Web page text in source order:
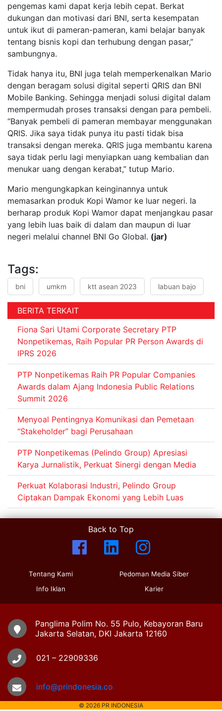
pengemas kami dapat kerja lebih cepat. Berkat
dukungan dan motivasi dari BNI, serta kesempatan
untuk ikut di pameran-pameran, kami belajar banyak
tentang bisnis kopi dan terhubung dengan pasar,”
sambungnya.
Tidak hanya itu, BNI juga telah memperkenalkan Mario
dengan beragam solusi digital seperti QRIS dan BNI
Mobile Banking. Sehingga menjadi solusi digital dalam
mempermudah proses transaksi dengan para pembeli.
“Banyak pembeli di pameran membayar menggunakan
QRIS. Jika saya tidak punya itu pasti tidak bisa
transaksi dengan mereka. QRIS juga membantu karena
saya tidak perlu lagi menyiapkan uang kembalian dan
menukar uang dengan kerabat,” tutup Mario.
Mario mengungkapkan keinginannya untuk
memasarkan produk Kopi Wamor ke luar negeri. Ia
berharap produk Kopi Wamor dapat menjangkau pasar
yang lebih luas baik di dalam dan maupun di luar
negeri melalui channel BNI Go Global. (jar)
Tags:
bni umkm ktt asean 2023 labuan bajo
BERITA TERKAIT
Fiona Sari Utami Corporate Secretary PTP
Nonpetikemas, Raih Popular PR Person Awards di
IPRS 2026
PTP Nonpetikemas Raih PR Popular Companies
Awards dalam Ajang Indonesia Public Relations
Summit 2026
Menyoal Pentingnya Komunikasi dan Pemetaan
“Stakeholder” bagi Perusahaan
PTP Nonpetikemas (Pelindo Group) Apresiasi
Karya Jurnalistik, Perkuat Sinergi dengan Media
Perkuat Kolaborasi Industri, Pelindo Group
Ciptakan Dampak Ekonomi yang Lebih Luas
Back to Top
Tentang Kami
Info Iklan
Pedoman Media Siber
Karier
Panglima Polim No. 55 Pulo, Kebayoran Baru
Jakarta Selatan, DKI Jakarta 12160
021 – 22909336
info@prindonesia.co
© 2026 PR INDONESIA